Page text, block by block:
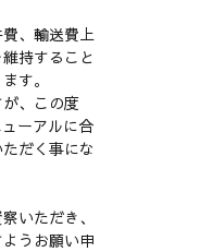
、輸送費上
持すること
す。
、この度
ーアルに合
だく事にな
いただき、
うお願い申